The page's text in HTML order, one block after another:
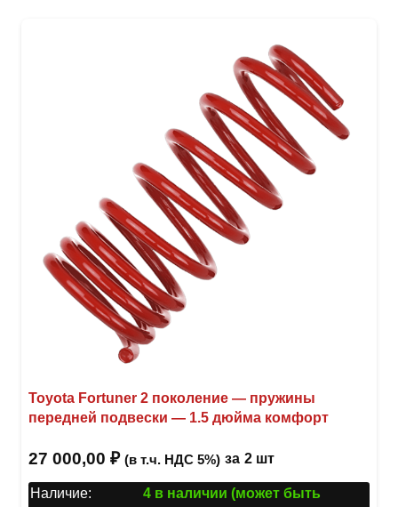
Toyota Fortuner 2 поколение — пружины
передней подвески — 1.5 дюйма комфорт
27 000,00 ₽ (в т.ч. НДС 5%) за 2 шт
Наличие:
4 в наличии (может быть